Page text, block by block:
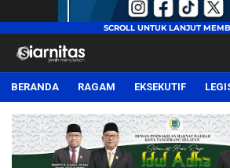
siarnitas
Jernih Menyiarkan
BERANDA RAGAM EKSEKUTIF